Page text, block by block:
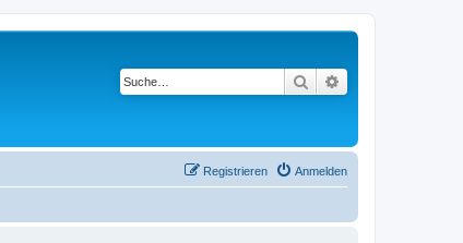
Suche
Anmelden
Registrieren